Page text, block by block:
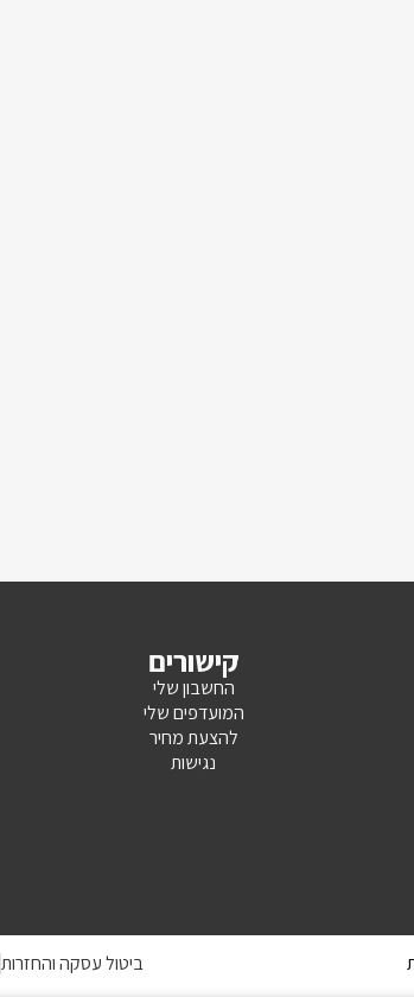
קישורים
החשבון שלי
המועדפים שלי
להצעת מחיר
נגישות
ביטול עסקה והחזרות